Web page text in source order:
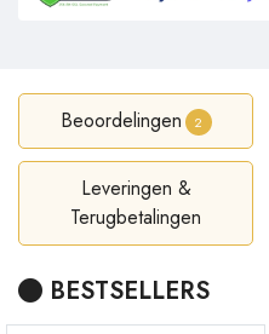
Beoordelingen 2
Leveringen &
Terugbetalingen
BESTSELLERS